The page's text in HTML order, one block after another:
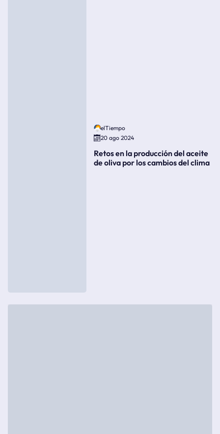
elTiempo
20 ago 2024
Retos en la producción del aceite
de oliva por los cambios del clima